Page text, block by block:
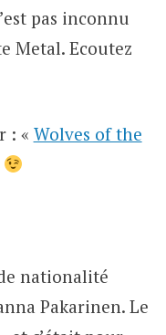
pas inconnu
Metal. Ecoutez
: « Wolves of the
nationalité
Pakarinen. Le